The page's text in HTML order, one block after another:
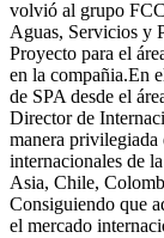
volvió al grupo
Aguas, Servicios y
Proyecto para el
en la compañia.En
de SPA desde el
Director de
manera privilegiada
internacionales de
Asia, Chile,
Consiguiendo que
el mercado